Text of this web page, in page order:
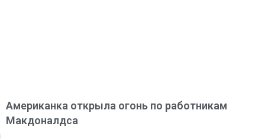
Американка открыла огонь по работникам
Макдоналдса